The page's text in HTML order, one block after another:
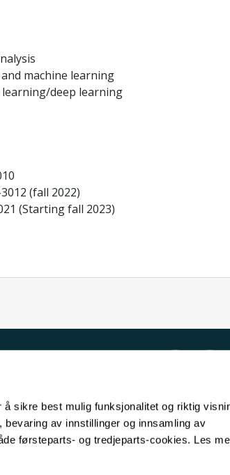
sikre best mulig funksjonalitet og riktig
av innstillinger og innsamling av
førsteparts- og tredjeparts-cookies. Les
machine learning
deep learning
(fall 2022)
(Starting fall 2023)